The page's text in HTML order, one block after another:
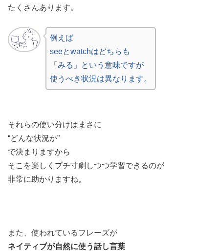
たくさんあります。
例えば
seeとwatchはどちらも
「みる」という意味ですが
使うべき状況は異なります。
それらの使い分けはまさに
“どんな状況か”
で決まりますから
そこを楽しくプチ寸劇しつつ学習できるのが
非常に助かりますね。
また、使われているフレーズが
ネイティブが自然に使う話し言葉